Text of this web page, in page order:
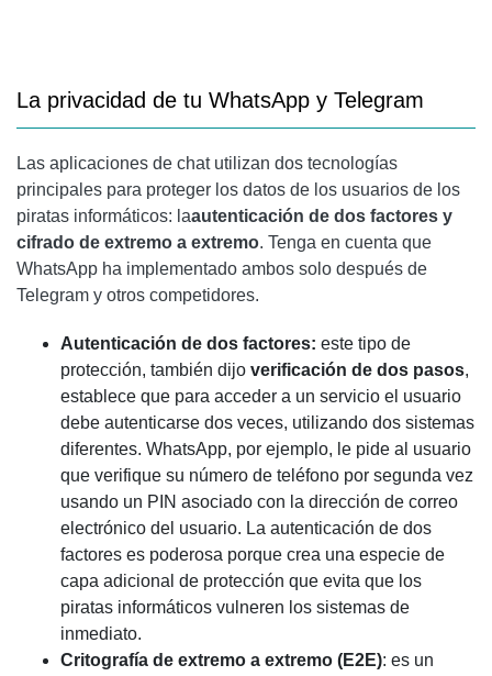
La privacidad de tu WhatsApp y Telegram
Las aplicaciones de chat utilizan dos tecnologías
principales para proteger los datos de los usuarios de los
piratas informáticos: laautenticación de dos factores y
cifrado de extremo a extremo. Tenga en cuenta que
WhatsApp ha implementado ambos solo después de
Telegram y otros competidores.
Autenticación de dos factores: este tipo de
protección, también dijo verificación de dos pasos,
establece que para acceder a un servicio el usuario
debe autenticarse dos veces, utilizando dos sistemas
diferentes. WhatsApp, por ejemplo, le pide al usuario
que verifique su número de teléfono por segunda vez
usando un PIN asociado con la dirección de correo
electrónico del usuario. La autenticación de dos
factores es poderosa porque crea una especie de
capa adicional de protección que evita que los
piratas informáticos vulneren los sistemas de
inmediato.
Critografía de extremo a extremo (E2E): es un